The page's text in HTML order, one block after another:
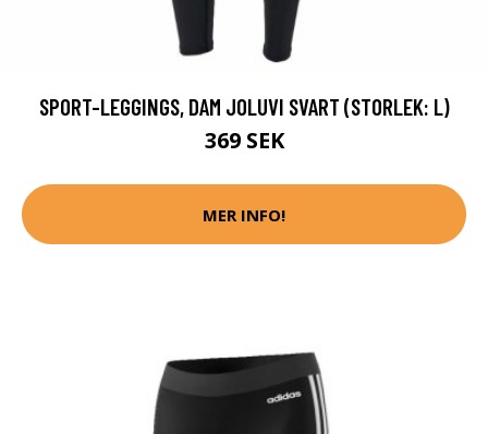
SPORT-LEGGINGS, DAM JOLUVI SVART (STORLEK: L)
369 SEK
MER INFO!